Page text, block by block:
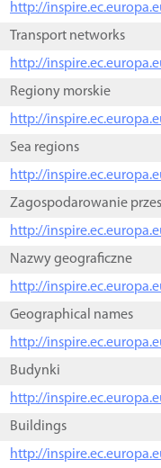
http://
Transport networks
http://
Regiony morskie
http://
Sea regions
http://
Zagospodarowanie
http://
Nazwy geograficzne
http://
Geographical names
http://
Budynki
http://
Buildings
http://